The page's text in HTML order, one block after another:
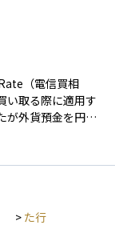
ーンのバランス
（電信買相
い取る際に適用す
が外貨預金を円に
ており、通常、ニ
との取引で実際
> た行